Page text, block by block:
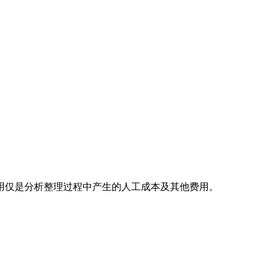
是分析整理过程中产生的人工成本及其他费用。